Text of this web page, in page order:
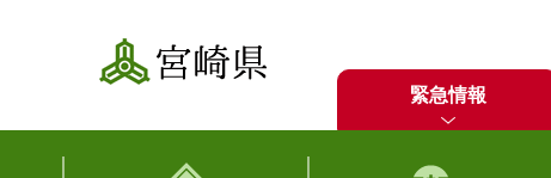
宮崎県
緊急情報